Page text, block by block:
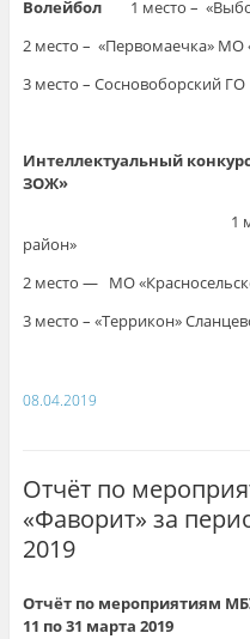
Волейбол1 место –
2 место – «Первомаечка» МО
3 место – Сосновоборский ГО
Интеллектуальный
ЗОЖ»
1
район»
2 место — МО
3 место – «Террикон»
08.04.2019
Отчёт по
«Фаворит» за
2019
Отчёт по мероприятиям
11 по 31 марта 2019